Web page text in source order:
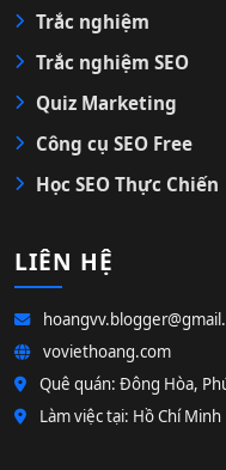
Trắc nghiệm
Trắc nghiệm SEO
Quiz Marketing
Công cụ SEO Free
Học SEO Thực Chiến
LIÊN HỆ
voviethoang.com
Quê quán: Đông Hòa,
Làm việc tại: Hồ Chí Minh